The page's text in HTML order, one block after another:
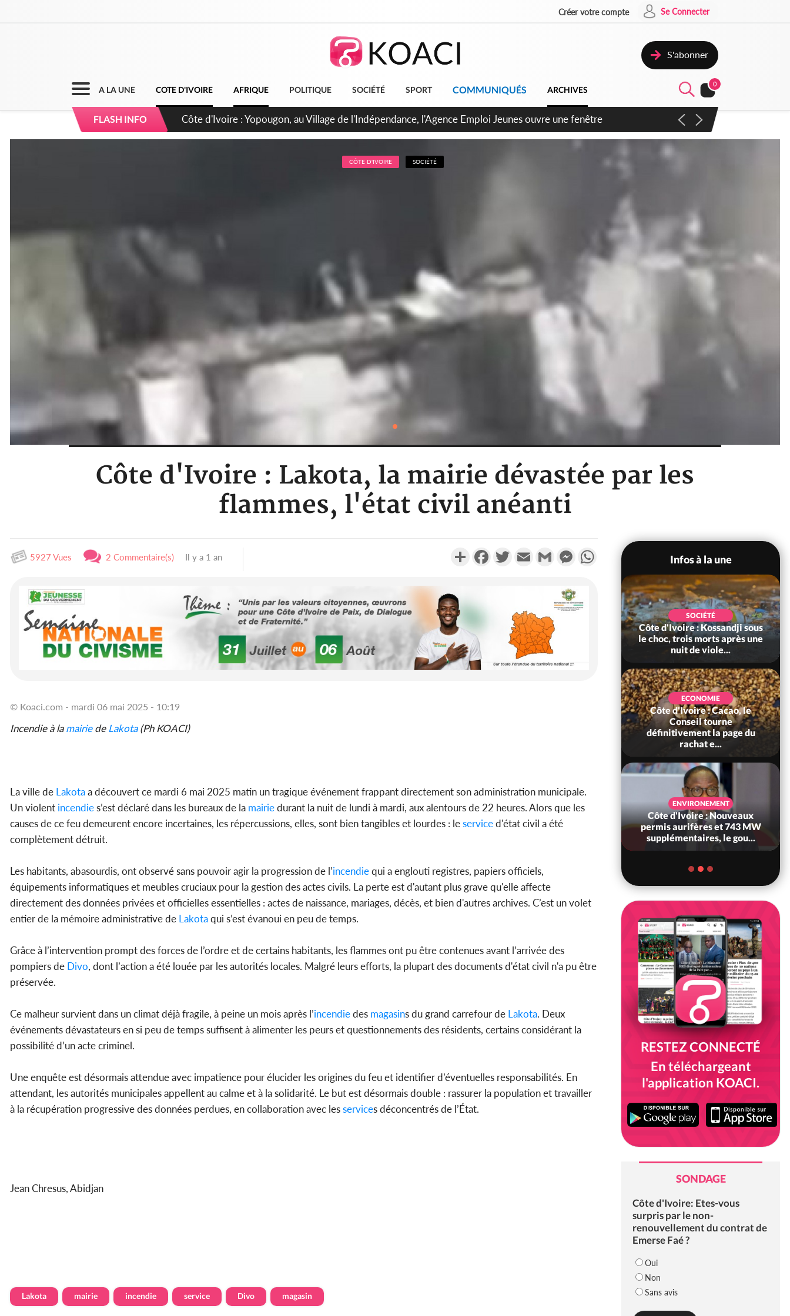
Créer votre compte Se Connecter
S'abonner
A LA UNE COTE D'IVOIRE AFRIQUE POLITIQUE SOCIÉTÉ SPORT COMMUNIQUÉS ARCHIVES
0
FLASH INFO
Côte d'Ivoire : CHU de Treichville, après la fronde, les agents contractuels obtiennent un accord avec la
direction sur les arriérés du SMIG 2023
CÔTE D'IVOIRE SOCIÉTÉ
Côte d'Ivoire : Lakota, la mairie dévastée par les
flammes, l'état civil anéanti
5927 Vues 2 Commentaire(s) Il y a 1 an PartagerFacebookTwitterEmail Gmail MessengerWhatsApp
© Koaci.com - mardi 06 mai 2025 - 10:19
Incendie à lamairiede Lakota(Ph KOACI)
La ville de Lakotaa découvert ce mardi 6 mai 2025 matin un tragique événement frappant directement son administration municipale.
Un violent incendies’est déclaré dans les bureaux de la mairiedurant la nuit de lundi à mardi, aux alentours de 22 heures. Alors que les
causes de ce feu demeurent encore incertaines, les répercussions, elles, sont bien tangibles et lourdes : leserviced'état civil a été
complètement détruit.
Les habitants, abasourdis, ont observé sans pouvoir agir la progression de l’incendiequi a englouti registres, papiers officiels,
équipements informatiques et meubles cruciaux pour la gestion des actes civils. La perte est d'autant plus grave qu'elle affecte
directement des données privées et officielles essentielles : actes de naissance, mariages, décès, et bien d'autres archives. C’est un volet
entier de la mémoire administrative de Lakotaqui s’est évanoui en peu de temps.
Grâce à l’intervention prompt des forces de l’ordre et de certains habitants, les flammes ont pu être contenues avant l’arrivée des
pompiers de Divo, dont l’action a été louée par les autorités locales. Malgré leurs efforts, la plupart des documents d'état civil n'a pu être
préservée.
Ce malheur survient dans un climat déjà fragile, à peine un mois après l’incendiedes magasins du grand carrefour de Lakota. Deux
événements dévastateurs en si peu de temps suffisent à alimenter les peurs et questionnements des résidents, certains considérant la
possibilité d’un acte criminel.
Une enquête est désormais attendue avec impatience pour élucider les origines du feu et identifier d’éventuelles responsabilités. En
attendant, les autorités municipales appellent au calme et à la solidarité. Le but est désormais double : rassurer la population et travailler
à la récupération progressive des données perdues, en collaboration avec lesservices déconcentrés de l’État.
Jean Chresus, Abidjan
Lakota mairie incendie service Divo magasin
Infos à la une
POLITIQUE
Côte d'Ivoire : Indépendance
2026, Yopougon coeur
battant de la célébration...
SANTÉ
Côte d'Ivoire : Réforme
sanitaire, le gouvernement
SOCIÉTÉ
Côte d'Ivoire : Kossandji sous
le choc, trois morts après une
nuit de viole...
ECONOMIE
Côte d'Ivoire : Cacao, le
Conseil tourne
définitivement la page du
rachat e...
ENVIRONEMENT
Côte d'Ivoire : Nouveaux
permis aurifères et 743 MW
supplémentaires, le gou...
RESTEZ CONNECTÉ
En téléchargeant
l'application KOACI.
SONDAGE
Côte d'Ivoire: Etes-vous
surpris par le non-
renouvellement du contrat de
Emerse Faé ?
Oui
Non
Sans avis